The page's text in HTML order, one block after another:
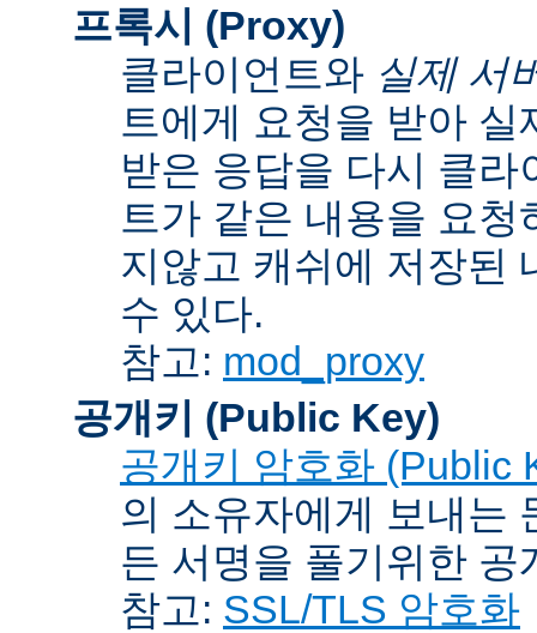
프록시 (Proxy)
클라이언트와 실제 서
트에게 요청을 받아
받은 응답을 다시 클
트가 같은 내용을 요
지않고 캐쉬에 저장된
수 있다.
참고: mod_proxy
공개키 (Public Key)
공개키 암호화 (Public
의 소유자에게 보내는
든 서명을 풀기위한 공
참고: SSL/TLS 암호화